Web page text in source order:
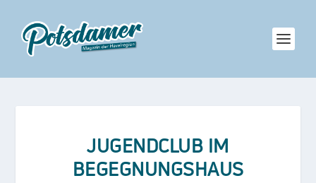
JUGENDCLUB IM
BEGEGNUNGSHAUS